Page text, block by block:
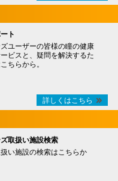
ト
ユーザーの皆様の瞳の健康
ビスと、疑問を解決するた
ちらから。
詳しくはこちら
取扱い施設検索
い施設の検索はこちらか